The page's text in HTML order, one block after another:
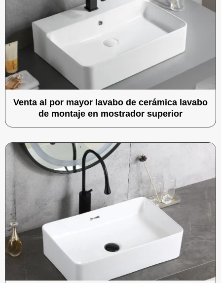
Venta al por mayor lavabo de cerámica lavabo
de montaje en mostrador superior